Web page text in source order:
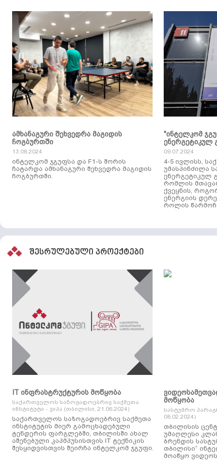
ამხანაგური შეხვედრა მაგიდის
ჩოგბურთში
13.08.2024
ინტელკომ ჯგუფსა და F1-ს შორის
ჩატარდა ამხანაგური შეხვედრა მაგიდის
ჩოგბურთში.
"ინტელკომ
ენერგეტიკულ
09.07.2024
4-5 ივლისს,
უმასპინძილა
ენერგეტიკულ
რომლის
ქვეყნის,
ენერგიის
როლის
შესრულებული პროექტები
IT ინფრასტრუქტურის მოწყობა
საქართველოს საზოგადოებრივ საქმეთა
ინსტიტუტი - ჯიპა (თბილისი, 21.06.2024)
საქართველოს საზოგადოებრივ საქმეთა
ინსტიტუტის მიერ გამოცხადებული
ტენდერის ფარგლებში, თბილისში ახალ
აშენებული კაპმპუსისთვის IT ტექნიკის
შესყიდვისთვის შეირჩა ინტელკომ ჯგუფი.
მოწყობა
სასტუმრო
08.02.2024)
თბილისის
უმაღლესი
ბრენდის
თბილისი“
მოაწყო